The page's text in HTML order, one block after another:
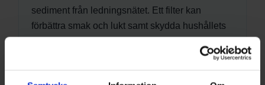
sediment från ledningsnätet. Ett filter kan
förbättra smak och lukt samt skydda hushållets